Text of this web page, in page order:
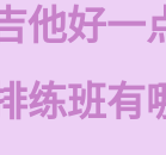
他好一
练班有